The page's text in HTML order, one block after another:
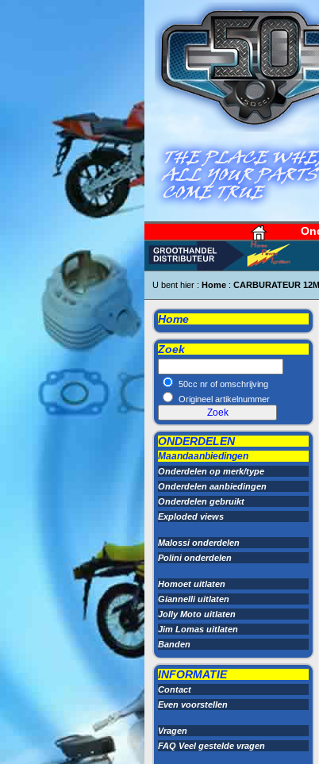
U bent hier : Home : CARBURATEUR
Home
Zoek
50cc nr of omschrijving
Origineel artikelnummer
ONDERDELEN
Maandaanbiedingen
Onderdelen op merk/type
Onderdelen aanbiedingen
Onderdelen gebruikt
Exploded views
Malossi onderdelen
Polini onderdelen
Homoet uitlaten
Giannelli uitlaten
Jolly Moto uitlaten
Jim Lomas uitlaten
Banden
INFORMATIE
Contact
Even voorstellen
Vragen
FAQ Veel gestelde vragen